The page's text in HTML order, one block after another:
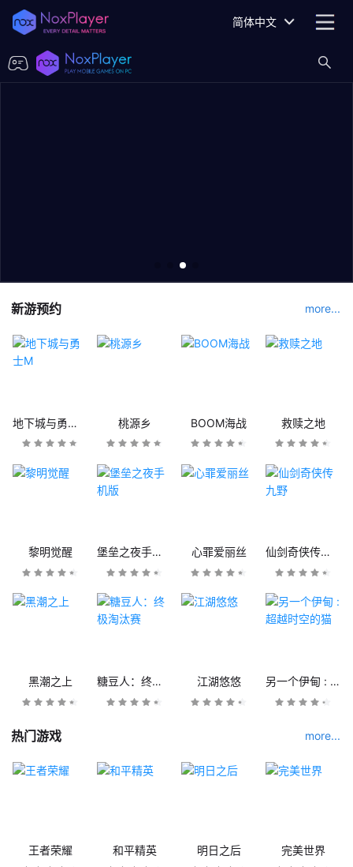
简体中文
新游预约 more...
地下城与勇士M 桃源乡 BOOM海战 救赎之地
黎明觉醒 堡垒之夜手机版 心罪爱丽丝 仙剑奇侠传九野
黑潮之上 糖豆人：终极淘汰赛 江湖悠悠 另一个伊甸 : 超越时空的猫
热门游戏 more...
王者荣耀 和平精英 明日之后 完美世界